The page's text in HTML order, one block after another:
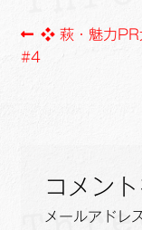
o
投
ゲ
ー
前
の
❖ 萩・魅力
#4
コメン
メールアドレ